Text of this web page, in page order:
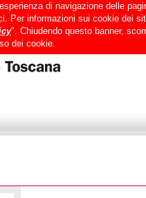
RTRT Intranet
di navigazione delle
Per informazioni sui cookie dei
". Chiudendo questo banner,
dei cookie.